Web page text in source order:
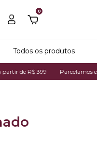
0
Todos os produtos
R$ 399 Parcelamos em até